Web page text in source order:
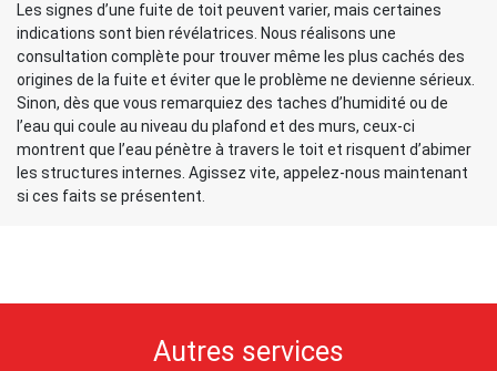
Les signes d’une fuite de toit peuvent varier, mais certaines
indications sont bien révélatrices. Nous réalisons une
consultation complète pour trouver même les plus cachés des
origines de la fuite et éviter que le problème ne devienne sérieux.
Sinon, dès que vous remarquiez des taches d’humidité ou de
l’eau qui coule au niveau du plafond et des murs, ceux-ci
montrent que l’eau pénètre à travers le toit et risquent d’abimer
les structures internes. Agissez vite, appelez-nous maintenant
si ces faits se présentent.
Autres services